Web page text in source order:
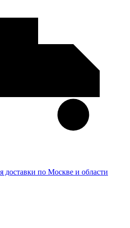
доставки по Москве и области